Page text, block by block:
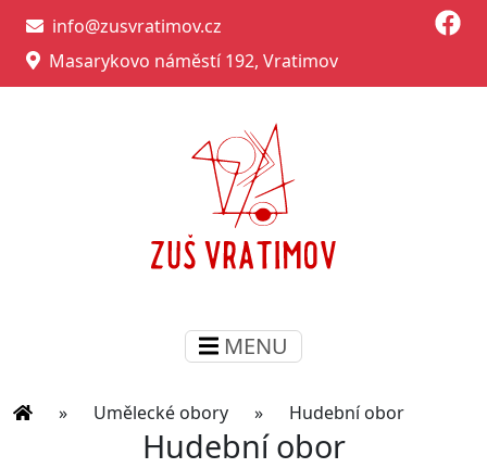
info@zusvratimov.cz
Masarykovo náměstí 192, Vratimov
MENU
» Umělecké obory » Hudební obor
Hudební obor